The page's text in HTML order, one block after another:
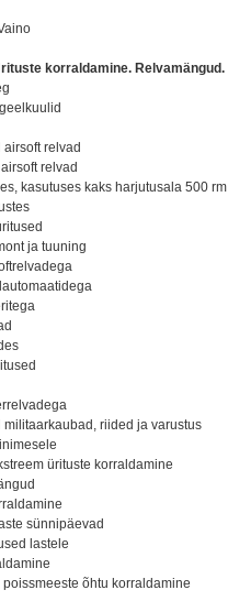
korraldamine. Relvamängud.
relvad
relvad
kasutuses kaks harjutusala 500 rm
ja tuuning
militaarkaubad, riided ja varustus
ürituste korraldamine
sünnipäevad
lastele
õhtu korraldamine